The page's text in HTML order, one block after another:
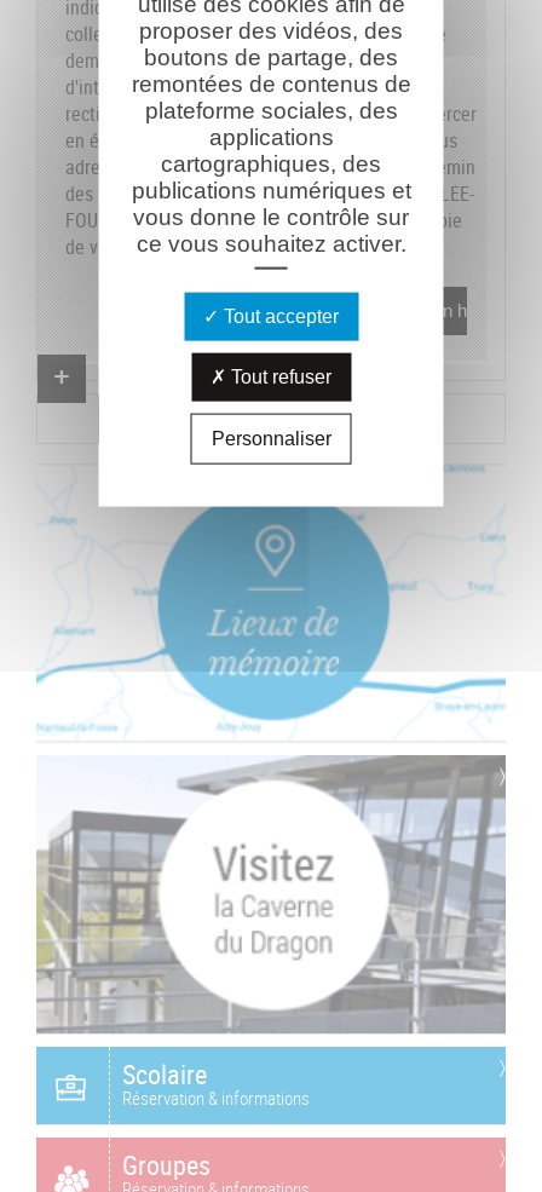
indiquons sur le formulaire les données dont la
collecte est obligatoire pour pouvoir traiter votre
demande. Vous disposez de vos droits
d'interrogation, accès, modification, opposition,
rectification et suppression que vous pouvez exercer
en écrivant au responsable du traitement, en vous
adressant à la Caverne du Dragon-Musée du Chemin
des Dames - RD 18 CD - 02160 OULCHES-LA-VALLEE-
FOULON et en joignant à votre demande une copie
de votre pièce d'identité.En savoir plus
Proposer un combattant
Proposer un document
Scolaire
Réservation & informations
Groupes
proposer des vidéos, des
boutons de partage, des
remontées de contenus de
plateforme sociales, des
applications
cartographiques, des
publications numériques et
vous donne le contrôle sur
ce vous souhaitez activer.
Tout accepter
Tout refuser
Personnaliser